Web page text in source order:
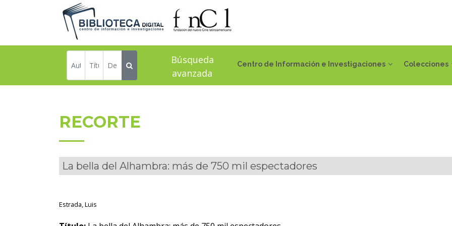
Centro de Información e Investigaciones Colecciones
Búsqueda
avanzada
RECORTE
La bella del Alhambra: más de 750 mil espectadores
Estrada, Luis